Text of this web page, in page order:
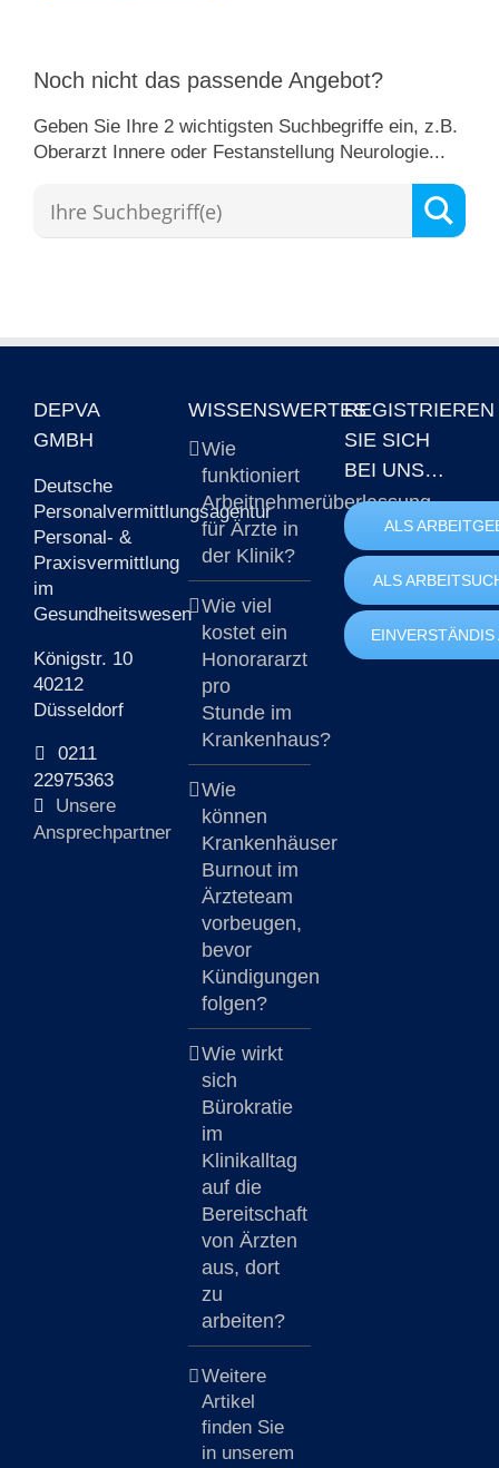
Noch nicht das passende Angebot?
Geben Sie Ihre 2 wichtigsten Suchbegriffe ein, z.B.
Oberarzt Innere oder Festanstellung Neurologie...
DEPVA
GMBH
Deutsche
Personalvermittlungsagentur
Personal- &
Praxisvermittlung
im
Gesundheitswesen
Königstr. 10
40212
Düsseldorf
0211
22975363
Unsere
Ansprechpartner
WISSENSWERTES
Wie
funktioniert
Arbeitnehmerüberlassung
für Ärzte in
der Klinik?
Wie viel
kostet ein
Honorararzt
pro
Stunde im
Krankenhaus?
Wie
können
Krankenhäuser
Burnout im
Ärzteteam
vorbeugen,
bevor
Kündigungen
folgen?
Wie wirkt
sich
Bürokratie
im
Klinikalltag
auf die
Bereitschaft
von Ärzten
aus, dort
zu
arbeiten?
Weitere
Artikel
finden Sie
in unserem
REGISTRIEREN
SIE SICH
BEI UNS…
ALS
ALS
EINVERSTÄNDIS